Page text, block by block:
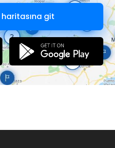
+421 904 340 371
srztopolcany@tym.sk
git